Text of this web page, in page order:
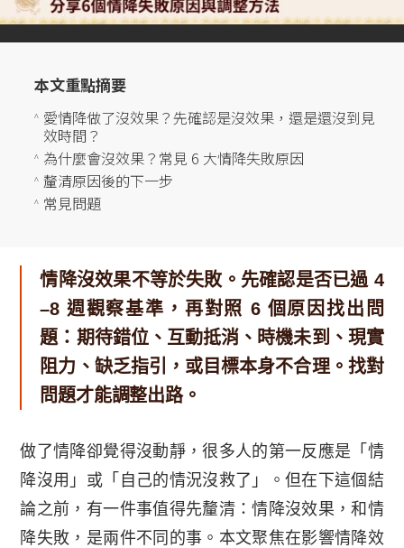
本文重點摘要
^ 愛情降做了沒效果？先確認是沒效果，還是還沒到見
效時間？
^ 為什麼會沒效果？常見 6 大情降失敗原因
^ 釐清原因後的下一步
^ 常見問題
情降沒效果不等於失敗。先確認是否已過 4
–8 週觀察基準，再對照 6 個原因找出問
題：期待錯位、互動抵消、時機未到、現實
阻力、缺乏指引，或目標本身不合理。找對
問題才能調整出路。
做了情降卻覺得沒動靜，很多人的第一反應是「情
降沒用」或「自己的情況沒救了」。但在下這個結
論之前，有一件事值得先釐清：情降沒效果，和情
降失敗，是兩件不同的事。本文聚焦在影響情降效